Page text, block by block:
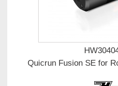
Quicrun Fusion SE for